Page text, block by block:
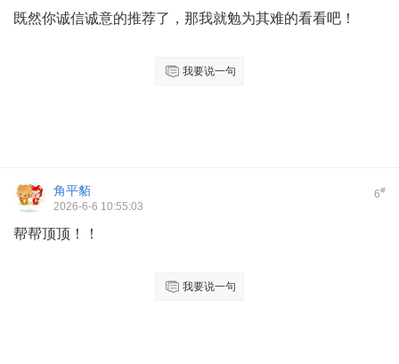
既然你诚信诚意的推荐了，那我就勉为其难的看看吧！
我要说一句
6#
角平貊
2026-6-6 10:55:03
帮帮顶顶！！
我要说一句